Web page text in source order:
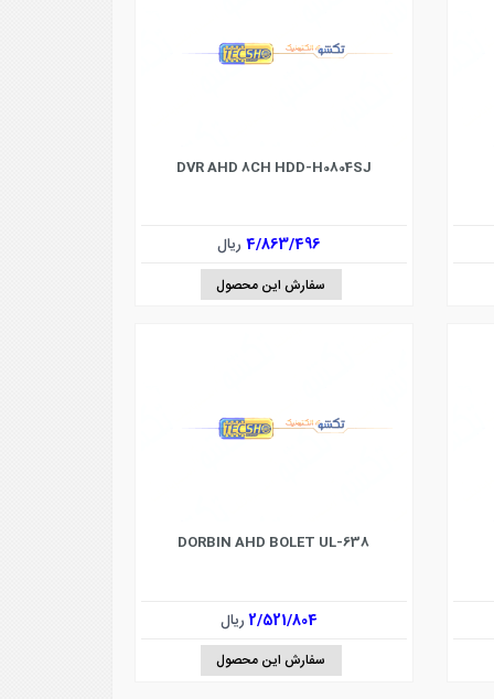
DVR AHD 8CH HDD-H0804SJ
4/863/496ریال
سفارش این محصول
DORBIN AHD BOLET UL-638
2/521/804ریال
سفارش این محصول